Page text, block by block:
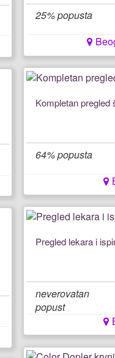
25% popusta
Kompletan pregled
64% popusta
Pregled lekara i
neverovatan
popust